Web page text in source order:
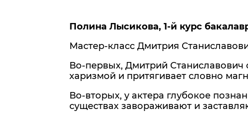
Полина Лысикова, 1-й курс
Мастер-класс Дмитрия
Во-первых, Дмитрий Станиславович
харизмой и притягивает словно
Во-вторых, у актера глубокое
существах завораживают и